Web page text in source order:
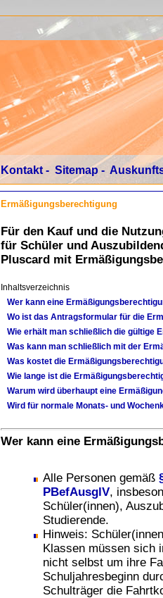
Kontakt- Sitemap-
Ermäßigungsberechtigung
Für den Kauf und die
für Schüler und
Pluscard mit
Inhaltsverzeichnis
Wer kann eine
Wo ist das Antragsformular für die
Wie erhält man schließlich die gültige
Was kann man schließlich mit der
Was kostet die
Wie lange ist die
Warum wird überhaupt eine
Wird für normale Monats- und
Wer kann eine
Alle Personen gemäß
PBefAusglV,
Schüler(innen),
Studierende.
Hinweis:
Klassen müssen sich
nicht selbst um ihre
Schuljahresbeginn
Schulträger die